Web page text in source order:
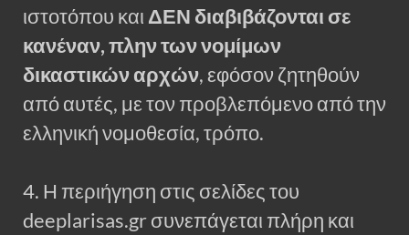
ιστοτόπου και ΔΕΝ διαβιβάζονται σε
κανέναν, πλην των νομίμων
δικαστικών αρχών, εφόσον ζητηθούν
από αυτές, με τον προβλεπόμενο από την
ελληνική νομοθεσία, τρόπο.
4. Η περιήγηση στις σελίδες του
deeplarisas.gr συνεπάγεται πλήρη και